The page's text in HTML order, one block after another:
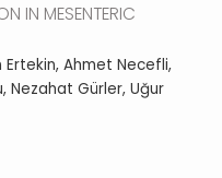
IN MESENTERIC
Ahmet Necefli,
Nezahat Gürler, Uğur